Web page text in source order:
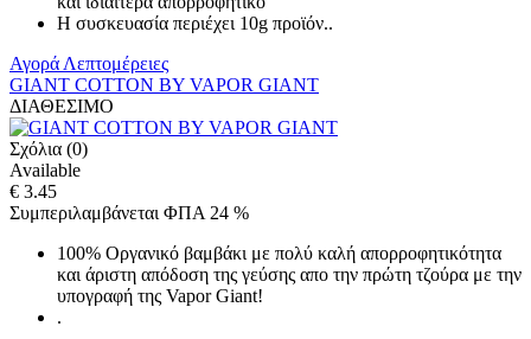
Η συσκευασία περιέχει 10g προϊόν..
Αγορά Λεπτομέρειες
GIANT COTTON BY VAPOR GIANT
ΔΙΑΘΕΣΙΜΟ
Σχόλια (0)
Available
€ 3.45
Συμπεριλαμβάνεται ΦΠΑ 24 %
100% Οργανικό βαμβάκι με πολύ καλή απορροφητικότητα
και άριστη απόδοση της γεύσης απο την πρώτη τζούρα με την
υπογραφή της Vapor Giant!
.